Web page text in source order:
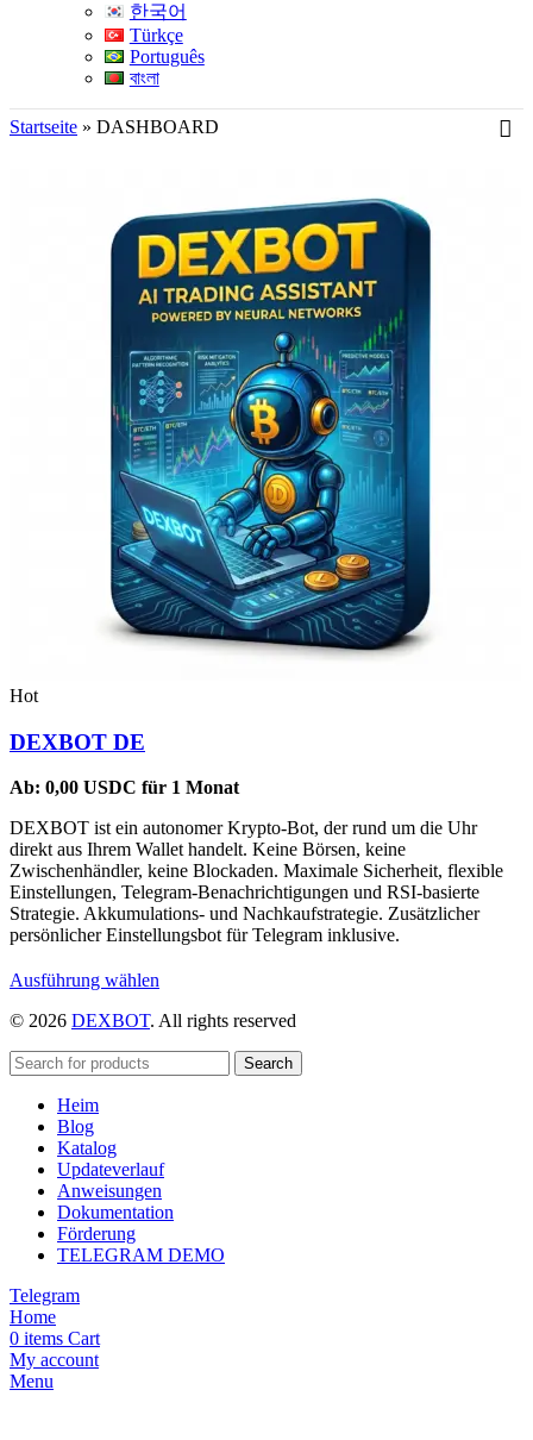
한국어
Türkçe
Português
বাংলা
Startseite » DASHBOARD
Hot
DEXBOT DE
Ab: 0,00 USDC für 1 Monat
DEXBOT ist ein autonomer Krypto-Bot, der rund um die Uhr
direkt aus Ihrem Wallet handelt. Keine Börsen, keine
Zwischenhändler, keine Blockaden. Maximale Sicherheit, flexible
Einstellungen, Telegram-Benachrichtigungen und RSI-basierte
Strategie. Akkumulations- und Nachkaufstrategie. Zusätzlicher
persönlicher Einstellungsbot für Telegram inklusive.
Ausführung wählen
weist
auf
der
Produktseite
werden
© 2026 DEXBOT. All rights reserved
Search
Heim
Blog
Katalog
Updateverlauf
Anweisungen
Dokumentation
Förderung
TELEGRAM DEMO
Telegram
Home
0 items Cart
My account
Menu